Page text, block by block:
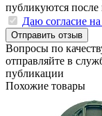
публикуются после
Даю согласие
Отправить отзыв
Вопросы по
отправляйте в
публикации
Похожие товары